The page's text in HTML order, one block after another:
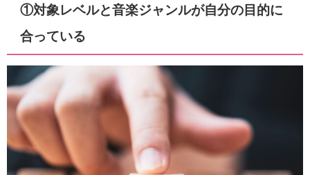
①対象レベルと音楽ジャンルが自分の目的に
合っている